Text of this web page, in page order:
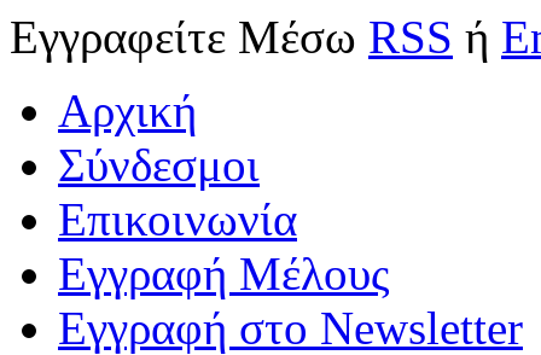
Εγγραφείτε Μέσω RSS ή
Αρχική
Σύνδεσμοι
Επικοινωνία
Εγγραφή Μέλους
Εγγραφή στο Newsletter